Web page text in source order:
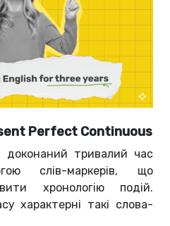
Perfect Continuous
доконаний тривалий час
слів-маркерів, що
хронологію подій.
характерні такі слова-